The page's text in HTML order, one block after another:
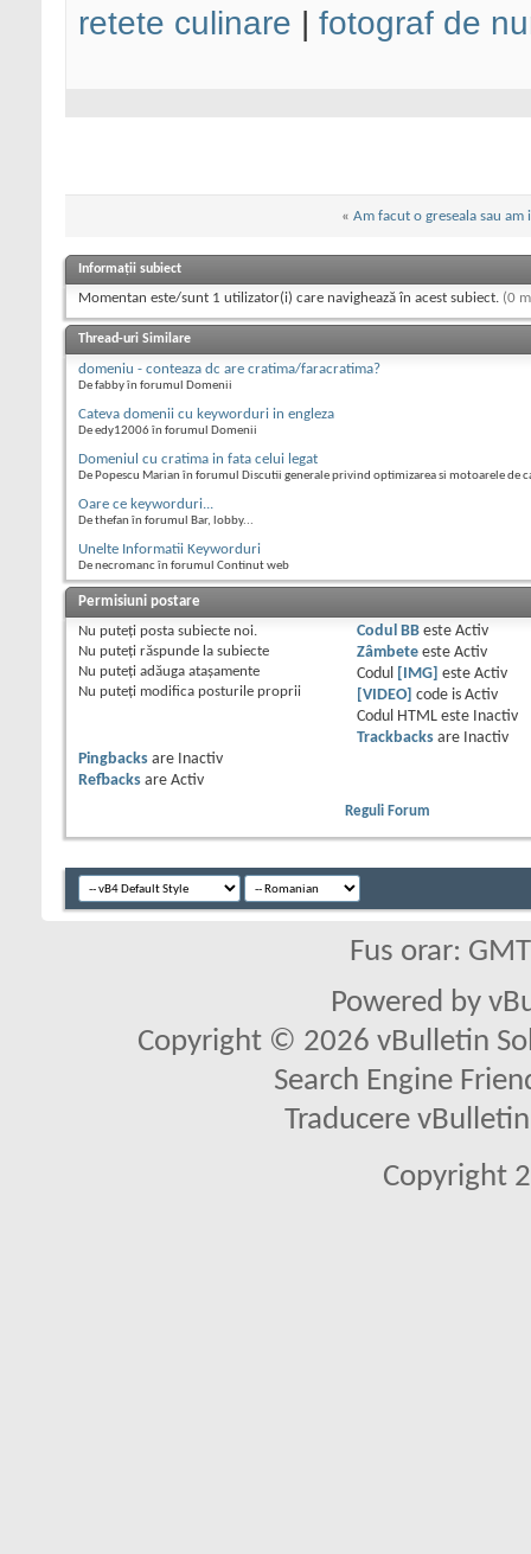
retete culinare fotograf de
« Am facut o greseala sau am
Informații subiect
Momentan este/sunt 1 utilizator(i) care navighează în acest subiect. (0
Thread-uri Similare
domeniu - conteaza dc are cratima/faracratima?
De fabby în forumul Domenii
Cateva domenii cu keyworduri in engleza
De edy12006 în forumul Domenii
Domeniul cu cratima in fata celui legat
De Popescu Marian în forumul Discutii generale privind optimizarea si motoarele de
Oare ce keyworduri...
De thefan în forumul Bar, lobby...
Unelte Informatii Keyworduri
De necromanc în forumul Continut web
Permisiuni postare
Nu puteţi posta subiecte noi.
Nu puteţi răspunde la subiecte
Nu puteţi adăuga ataşamente
Nu puteţi modifica posturile proprii
Codul BBeste Activ
Zâmbeteeste Activ
Codul
[IMG] este Activ
[VIDEO] code is Activ
Codul HTML este
Inactiv
Trackbacksare
Inactiv
Pingbacks are
Inactiv
Refbacks are Activ
Reguli Forum
Fus orar:
Powered by
Copyright © 2026 vBulletin
Search Engine
Traducere
Copyright